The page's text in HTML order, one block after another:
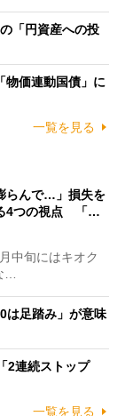
「円資産への投
物価連動国債」に
一覧を見る
らんで…」損失を
4つの視点 「…
中旬にはキオク
…
は足踏み」が意味
2連続ストップ
一覧を見る